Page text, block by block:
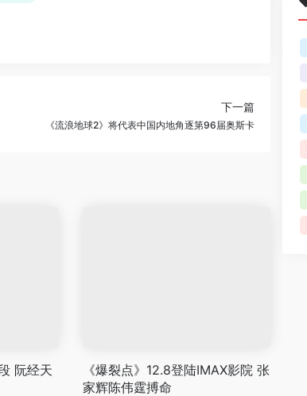
下一篇
《流浪地球2》将代表中国内地角逐第96届奥斯卡
阮经天
《爆裂点》12.8登陆IMAX影院 张
家辉陈伟霆搏命